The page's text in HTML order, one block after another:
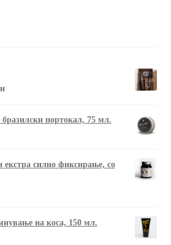
портокал, 75 мл.
екстра силно фиксирање, со
на коса, 150 мл.